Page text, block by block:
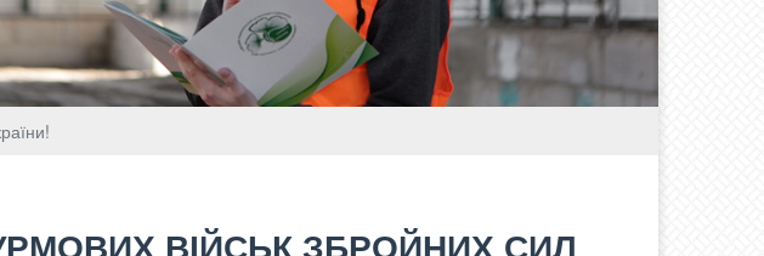
ВІЙСЬК ЗБРОЙНИХ СИЛ